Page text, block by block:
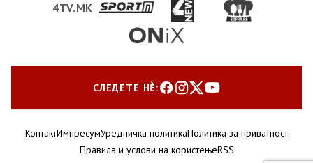
4TV.MK
СЛЕДЕТЕ НЀ:
КонтактИмпресумУредничка политикаПолитика за приватност
Правила и услови на користењеRSS